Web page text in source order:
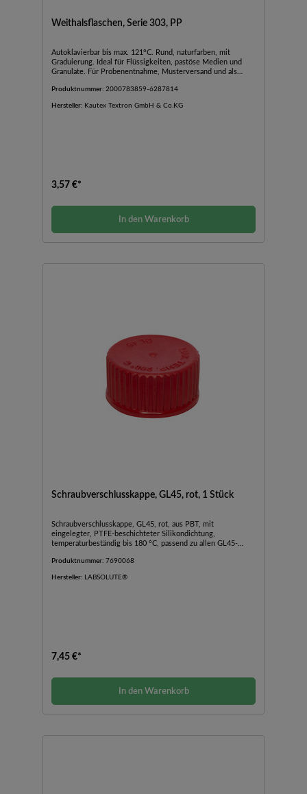
Weithalsflaschen, Serie 303, PP
Autoklavierbar bis max. 121°C. Rund, naturfarben, mit
Graduierung. Ideal für Flüssigkeiten, pastöse Medien und
Granulate. Für Probenentnahme, Musterversand und als
komplett mit Schraubverschluss.Hinweis: Vor dem
auf den Behälter legen, nicht festschrauben!
Produktnummer: 2000783859-6287814
Hersteller: Kautex Textron GmbH & Co.KG
3,57 €*
In den Warenkorb
Schraubverschlusskappe, GL45, rot, 1 Stück
Schraubverschlusskappe, GL45, rot, aus PBT, mit
eingelegter, PTFE-beschichteter Silikondichtung,
temperaturbeständig bis 180 °C, passend zu allen GL45-
Produktnummer: 7690068
Hersteller: LABSOLUTE®
7,45 €*
In den Warenkorb